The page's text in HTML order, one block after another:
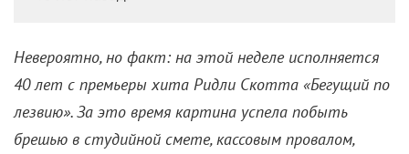
Невероятно, но факт: на этой неделе исполняется
40 лет с премьеры хита Ридли Скотта «Бегущий по
лезвию». За это время картина успела побыть
брешью в студийной смете, кассовым провалом,